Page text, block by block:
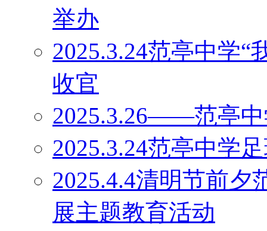
举办
2025.3.24范亭中学“
收官
2025.3.26——范亭中
2025.3.24范亭中学
2025.4.4清明节前夕
展主题教育活动